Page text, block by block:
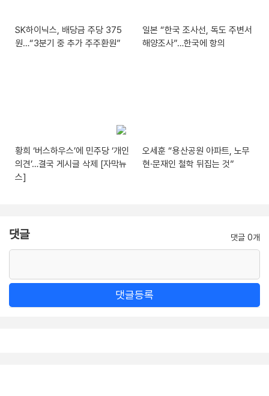
SK하이닉스, 배당금 주당 375
원…“3분기 중 추가 주주환원”
일본 “한국 조사선, 독도 주변서
해양조사”…한국에 항의
황희 ‘버스하우스’에 민주당 ‘개인
의견’…결국 게시글 삭제 [자막뉴
스]
오세훈 “용산공원 아파트, 노무
현·문재인 철학 뒤집는 것”
댓글 댓글 0개
댓글등록